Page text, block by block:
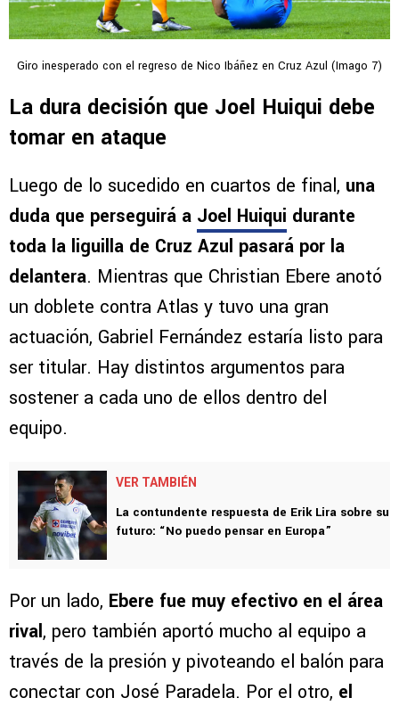
Giro inesperado con el regreso de Nico Ibáñez en Cruz Azul (Imago 7)
La dura decisión que Joel Huiqui debe
tomar en ataque
Luego de lo sucedido en cuartos de final, una
duda que perseguirá a Joel Huiqui durante
toda la liguilla de Cruz Azul pasará por la
delantera. Mientras que Christian Ebere anotó
un doblete contra Atlas y tuvo una gran
actuación, Gabriel Fernández estaría listo para
ser titular. Hay distintos argumentos para
sostener a cada uno de ellos dentro del
equipo.
VER TAMBIÉN
La contundente respuesta de Erik Lira sobre su
futuro: “No puedo pensar en Europa”
Por un lado, Ebere fue muy efectivo en el área
rival, pero también aportó mucho al equipo a
través de la presión y pivoteando el balón para
conectar con José Paradela. Por el otro, el